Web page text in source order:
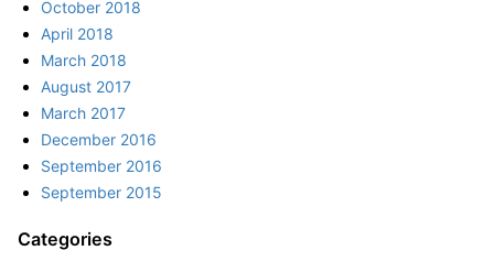
October 2018
April 2018
March 2018
August 2017
March 2017
December 2016
September 2016
September 2015
Categories